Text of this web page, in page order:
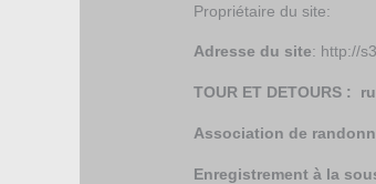
Propriétaire du site:
Adresse du site: http://
TOUR ET DETOURS :
Association de
Enregistrement à la